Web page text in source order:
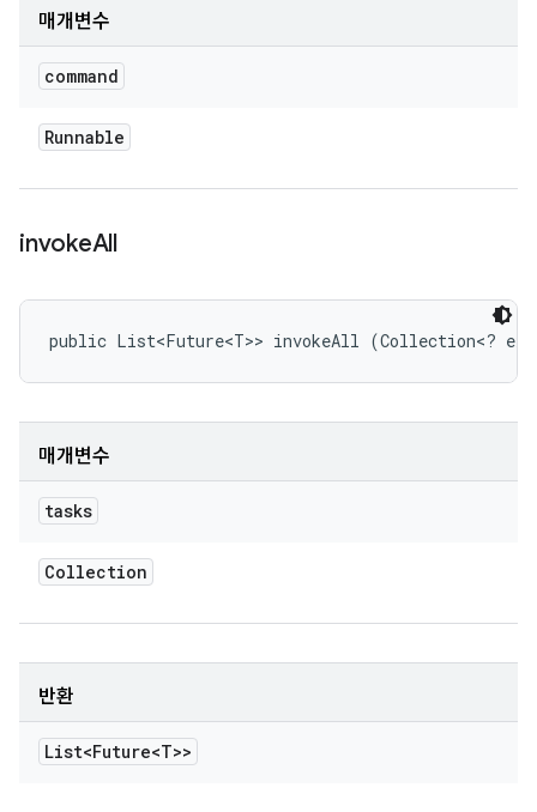
매개변수
command
Runnable
invokeAll
public List<Future<T>> invokeAll (Collection<?
매개변수
tasks
Collection
반환
List<Future<T>>